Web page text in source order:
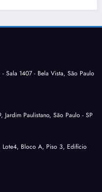
Sala 1407 - Bela Vista, São Paulo
Jardim Paulistano, São Paulo - SP
Lote4, Bloco A, Piso 3, Edifício